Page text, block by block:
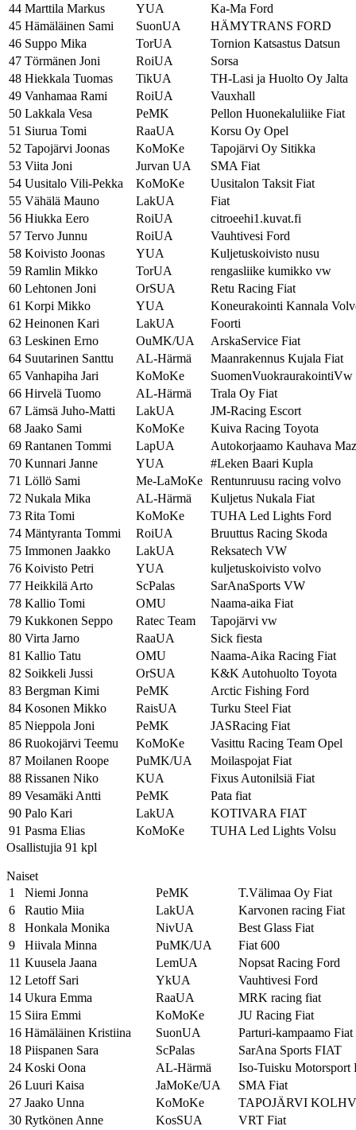
44 Marttila Markus YUA
Ka-Ma Ford
45 Hämäläinen Sami SuonUA
HÄMYTRANS FORD
46 Suppo Mika TorUA
Tornion Katsastus Datsun
47 Törmänen Joni RoiUA
Sorsa
48 Hiekkala Tuomas TikUA
TH-Lasi ja Huolto Oy Jalta
49 Vanhamaa Rami RoiUA
Vauxhall
50 Lakkala Vesa PeMK
Pellon Huonekaluliike Fiat
51 Siurua Tomi RaaUA
Korsu Oy Opel
52 Tapojärvi Joonas KoMoKe
Tapojärvi Oy Sitikka
53 Viita Joni Jurvan UA
SMA Fiat
54 Uusitalo Vili-Pekka KoMoKe
Uusitalon Taksit Fiat
55 Vähälä Mauno LakUA
Fiat
56 Hiukka Eero RoiUA
citroeehi1.kuvat.fi
57 Tervo Junnu RoiUA
Vauhtivesi Ford
58 Koivisto Joonas YUA
Kuljetuskoivisto nusu
59 Ramlin Mikko TorUA
rengasliike kumikko vw
60 Lehtonen Joni OrSUA
Retu Racing Fiat
61 Korpi Mikko YUA
Koneurakointi Kannala
62 Heinonen Kari LakUA
Foorti
63 Leskinen Erno OuMK/UA
ArskaService Fiat
64 Suutarinen Santtu AL-Härmä
Maanrakennus Kujala Fiat
65 Vanhapiha Jari KoMoKe
SuomenVuokraurakointiVw
66 Hirvelä Tuomo AL-Härmä
Trala Oy Fiat
67 Lämsä Juho-Matti LakUA
JM-Racing Escort
68 Jaako Sami KoMoKe
Kuiva Racing Toyota
69 Rantanen Tommi LapUA
Autokorjaamo Kauhava
70 Kunnari Janne YUA
#Leken Baari Kupla
71 Löllö Sami Me-LaMoKe Rentunruusu racing volvo
72 Nukala Mika AL-Härmä
Kuljetus Nukala Fiat
73 Rita Tomi KoMoKe
TUHA Led Lights Ford
74 Mäntyranta Tommi RoiUA
Bruuttus Racing Skoda
75 Immonen Jaakko LakUA
Reksatech VW
76 Koivisto Petri YUA
kuljetuskoivisto volvo
77 Heikkilä Arto ScPalas
SarAnaSports VW
78 Kallio Tomi OMU
Naama-aika Fiat
79 Kukkonen Seppo Ratec Team
Tapojärvi vw
80 Virta Jarno RaaUA
Sick fiesta
81 Kallio Tatu OMU
Naama-Aika Racing Fiat
82 Soikkeli Jussi OrSUA
K&K Autohuolto Toyota
83 Bergman Kimi PeMK
Arctic Fishing Ford
84 Kosonen Mikko RaisUA
Turku Steel Fiat
85 Nieppola Joni PeMK
JASRacing Fiat
86 Ruokojärvi Teemu KoMoKe
Vasittu Racing Team Opel
87 Moilanen Roope PuMK/UA
Moilaspojat Fiat
88 Rissanen Niko KUA
Fixus Autonilsiä Fiat
89 Vesamäki Antti PeMK
Pata fiat
90 Palo Kari LakUA
KOTIVARA FIAT
91 Pasma Elias KoMoKe
TUHA Led Lights Volsu
Osallistujia 91 kpl
Naiset
1
Niemi Jonna PeMK
T.Välimaa Oy Fiat
6
Rautio Miia LakUA
Karvonen racing Fiat
8
Honkala Monika NivUA
Best Glass Fiat
9
Hiivala Minna PuMK/UA
Fiat 600
11 Kuusela Jaana LemUA
Nopsat Racing Ford
12 Letoff Sari YkUA
Vauhtivesi Ford
14 Ukura Emma RaaUA
MRK racing fiat
15 Siira Emmi KoMoKe
JU Racing Fiat
16 Hämäläinen Kristiina SuonUA
Parturi-kampaamo Fiat
18 Piispanen Sara ScPalas
SarAna Sports FIAT
24 Koski Oona AL-Härmä
Iso-Tuisku Motorsport
26 Luuri Kaisa JaMoKe/UA
SMA Fiat
27 Jaako Unna KoMoKe
TAPOJÄRVI
30 Rytkönen Anne KosSUA
VRT Fiat